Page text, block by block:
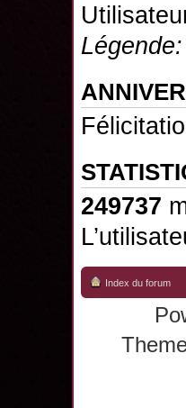
249737
Index du forum